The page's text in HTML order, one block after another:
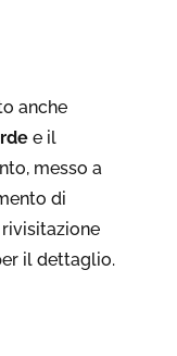
anche
e il
messo a
di
il dettaglio.